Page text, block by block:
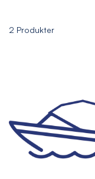
2 Produkter